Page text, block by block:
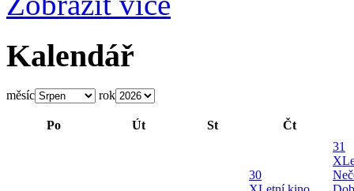
Kalendář
měsíc rok
Po Út St Čt
30
31
X